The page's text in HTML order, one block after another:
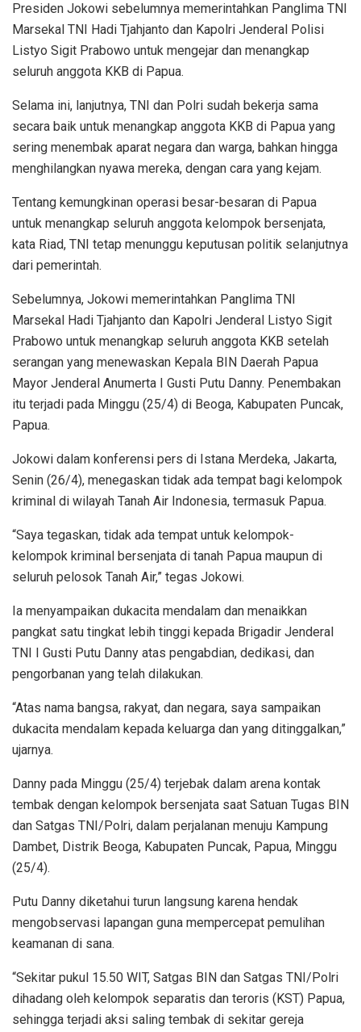
Presiden Jokowi sebelumnya memerintahkan Panglima TNI
Marsekal TNI Hadi Tjahjanto dan Kapolri Jenderal Polisi
Listyo Sigit Prabowo untuk mengejar dan menangkap
seluruh anggota KKB di Papua.
Selama ini, lanjutnya, TNI dan Polri sudah bekerja sama
secara baik untuk menangkap anggota KKB di Papua yang
sering menembak aparat negara dan warga, bahkan hingga
menghilangkan nyawa mereka, dengan cara yang kejam.
Tentang kemungkinan operasi besar-besaran di Papua
untuk menangkap seluruh anggota kelompok bersenjata,
kata Riad, TNI tetap menunggu keputusan politik selanjutnya
dari pemerintah.
Sebelumnya, Jokowi memerintahkan Panglima TNI
Marsekal Hadi Tjahjanto dan Kapolri Jenderal Listyo Sigit
Prabowo untuk menangkap seluruh anggota KKB setelah
serangan yang menewaskan Kepala BIN Daerah Papua
Mayor Jenderal Anumerta I Gusti Putu Danny. Penembakan
itu terjadi pada Minggu (25/4) di Beoga, Kabupaten Puncak,
Papua.
Jokowi dalam konferensi pers di Istana Merdeka, Jakarta,
Senin (26/4), menegaskan tidak ada tempat bagi kelompok
kriminal di wilayah Tanah Air Indonesia, termasuk Papua.
“Saya tegaskan, tidak ada tempat untuk kelompok-
kelompok kriminal bersenjata di tanah Papua maupun di
seluruh pelosok Tanah Air,” tegas Jokowi.
Ia menyampaikan dukacita mendalam dan menaikkan
pangkat satu tingkat lebih tinggi kepada Brigadir Jenderal
TNI I Gusti Putu Danny atas pengabdian, dedikasi, dan
pengorbanan yang telah dilakukan.
“Atas nama bangsa, rakyat, dan negara, saya sampaikan
dukacita mendalam kepada keluarga dan yang ditinggalkan,”
ujarnya.
Danny pada Minggu (25/4) terjebak dalam arena kontak
tembak dengan kelompok bersenjata saat Satuan Tugas BIN
dan Satgas TNI/Polri, dalam perjalanan menuju Kampung
Dambet, Distrik Beoga, Kabupaten Puncak, Papua, Minggu
(25/4).
Putu Danny diketahui turun langsung karena hendak
mengobservasi lapangan guna mempercepat pemulihan
keamanan di sana.
“Sekitar pukul 15.50 WIT, Satgas BIN dan Satgas TNI/Polri
dihadang oleh kelompok separatis dan teroris (KST) Papua,
sehingga terjadi aksi saling tembak di sekitar gereja